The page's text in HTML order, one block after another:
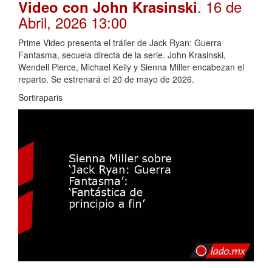
Video con John Krasinski. 16 de
Abril, 2026 13:00
Prime Video presenta el tráiler de Jack Ryan: Guerra
Fantasma, secuela directa de la serie. John Krasinski,
Wendell Pierce, Michael Kelly y Sienna Miller encabezan el
reparto. Se estrenará el 20 de mayo de 2026.
Sortiraparis